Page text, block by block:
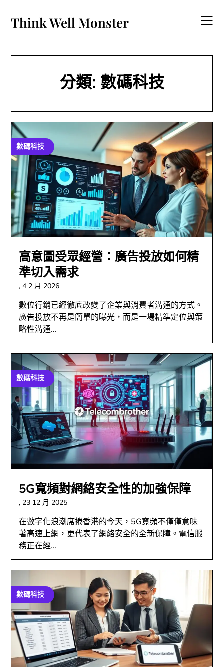
content
Think Well Monster
分類: 數碼科技
數碼科技
高意圖受眾經營：廣告投放如何精
準切入需求
,4 2 月 2026
數位行銷已經徹底改變了企業與消費者溝通的方式。
廣告投放不再是簡單的曝光，而是一場精準定位與策
略性溝通…
數碼科技
5G寬頻對網絡安全性的加強保障
, 23 12 月 2025
在數字化浪潮席捲香港的今天，5G寬頻不僅僅意味
著高速上網，更代表了網絡安全的全新保障。電信服
務正在經…
數碼科技